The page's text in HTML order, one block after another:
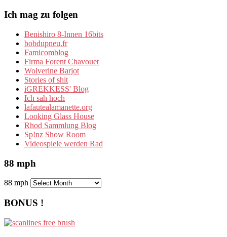
Ich mag zu folgen
Benishiro 8-Innen 16bits
bobdupneu.fr
Famicomblog
Firma Forent Chavouet
Wolverine Barjot
Stories of shit
iGREKKESS' Blog
Ich sah hoch
lafautealamanette.org
Looking Glass House
Rhod Sammlung Blog
Sp!nz Show Room
Videospiele werden Rad
88 mph
88 mph
BONUS !